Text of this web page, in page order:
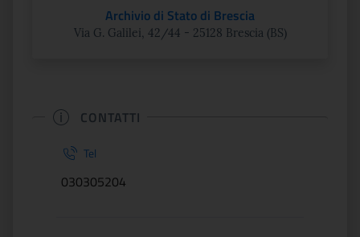
Archivio di Stato di Brescia
Via G. Galilei, 42/44 - 25128 Brescia (BS)
CONTATTI
Tel
030305204